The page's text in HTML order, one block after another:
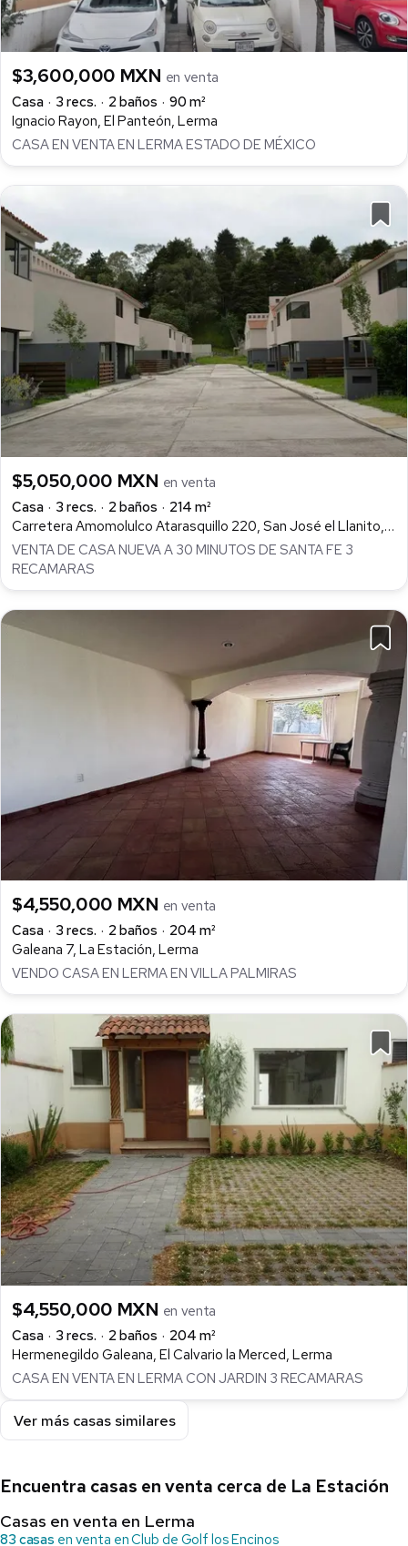
$3,600,000 MXN en venta
Casa
3 recs. 2 baños
90 m²
Ignacio Rayon, El Panteón, Lerma
CASA EN VENTA EN LERMA ESTADO DE MÉXICO
$5,050,000 MXN en venta
Casa
3 recs. 2 baños
214 m²
Carretera Amomolulco Atarasquillo 220, San José el Llanito, Lerma
VENTA DE CASA NUEVA A 30 MINUTOS DE SANTA FE 3
RECAMARAS
$4,550,000 MXN en venta
Casa
3 recs. 2 baños
204 m²
Galeana 7, La Estación, Lerma
VENDO CASA EN LERMA EN VILLA PALMIRAS
$4,550,000 MXN en venta
Casa
3 recs. 2 baños
204 m²
Hermenegildo Galeana, El Calvario la Merced, Lerma
CASA EN VENTA EN LERMA CON JARDIN 3 RECAMARAS
Ver más casas similares
Encuentra casas en venta cerca de La Estación
Casas en venta en Lerma
83 casas en venta en Club de Golf los Encinos